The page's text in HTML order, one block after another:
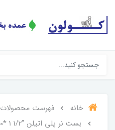
خانه
فهرست محصولات
بست نر پلی اتیلن "1/2 1 *50 پویا پلاست